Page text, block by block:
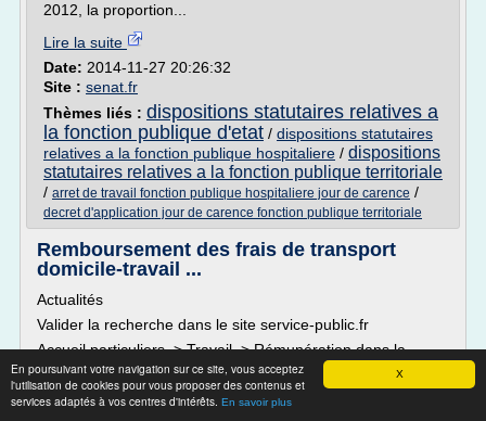
X
En poursuivant votre navigation sur ce site, vous acceptez
l'utilisation de cookies pour vous proposer des contenus et
services adaptés à vos centres d'intérêts. En savoir plus
2012, la proportion...
Lire la suite
Date: 2014-11-27 20:26:32
Site : senat.fr
Thèmes liés : dispositions statutaires relatives a
la fonction publique d'etat / dispositions statutaires
relatives a la fonction publique hospitaliere / dispositions
statutaires relatives a la fonction publique territoriale
/ arret de travail fonction publique hospitaliere jour de carence /
decret d'application jour de carence fonction publique territoriale
Remboursement des frais de transport
domicile-travail ...
Actualités
Valider la recherche dans le site service-public.fr
Accueil particuliers > Travail > Rémunération dans la
fonction publique >Remboursement des frais de transport
domicile-travail (fonction publique)
Votre abonnement a bien été pris en compte.